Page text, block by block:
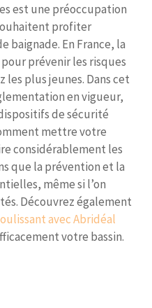
est une préoccupation
profiter
baignade. En France, la
prévenir les risques
plus jeunes. Dans cet
en vigueur,
de sécurité
mettre votre
considérablement les
que la prévention et la
même si l’on
Découvrez également
avec Abridéal
votre bassin.